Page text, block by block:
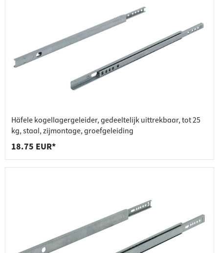
Häfele kogellagergeleider, gedeeltelijk uittrekbaar, tot 25
kg, staal, zijmontage, groefgeleiding
18.75 EUR*